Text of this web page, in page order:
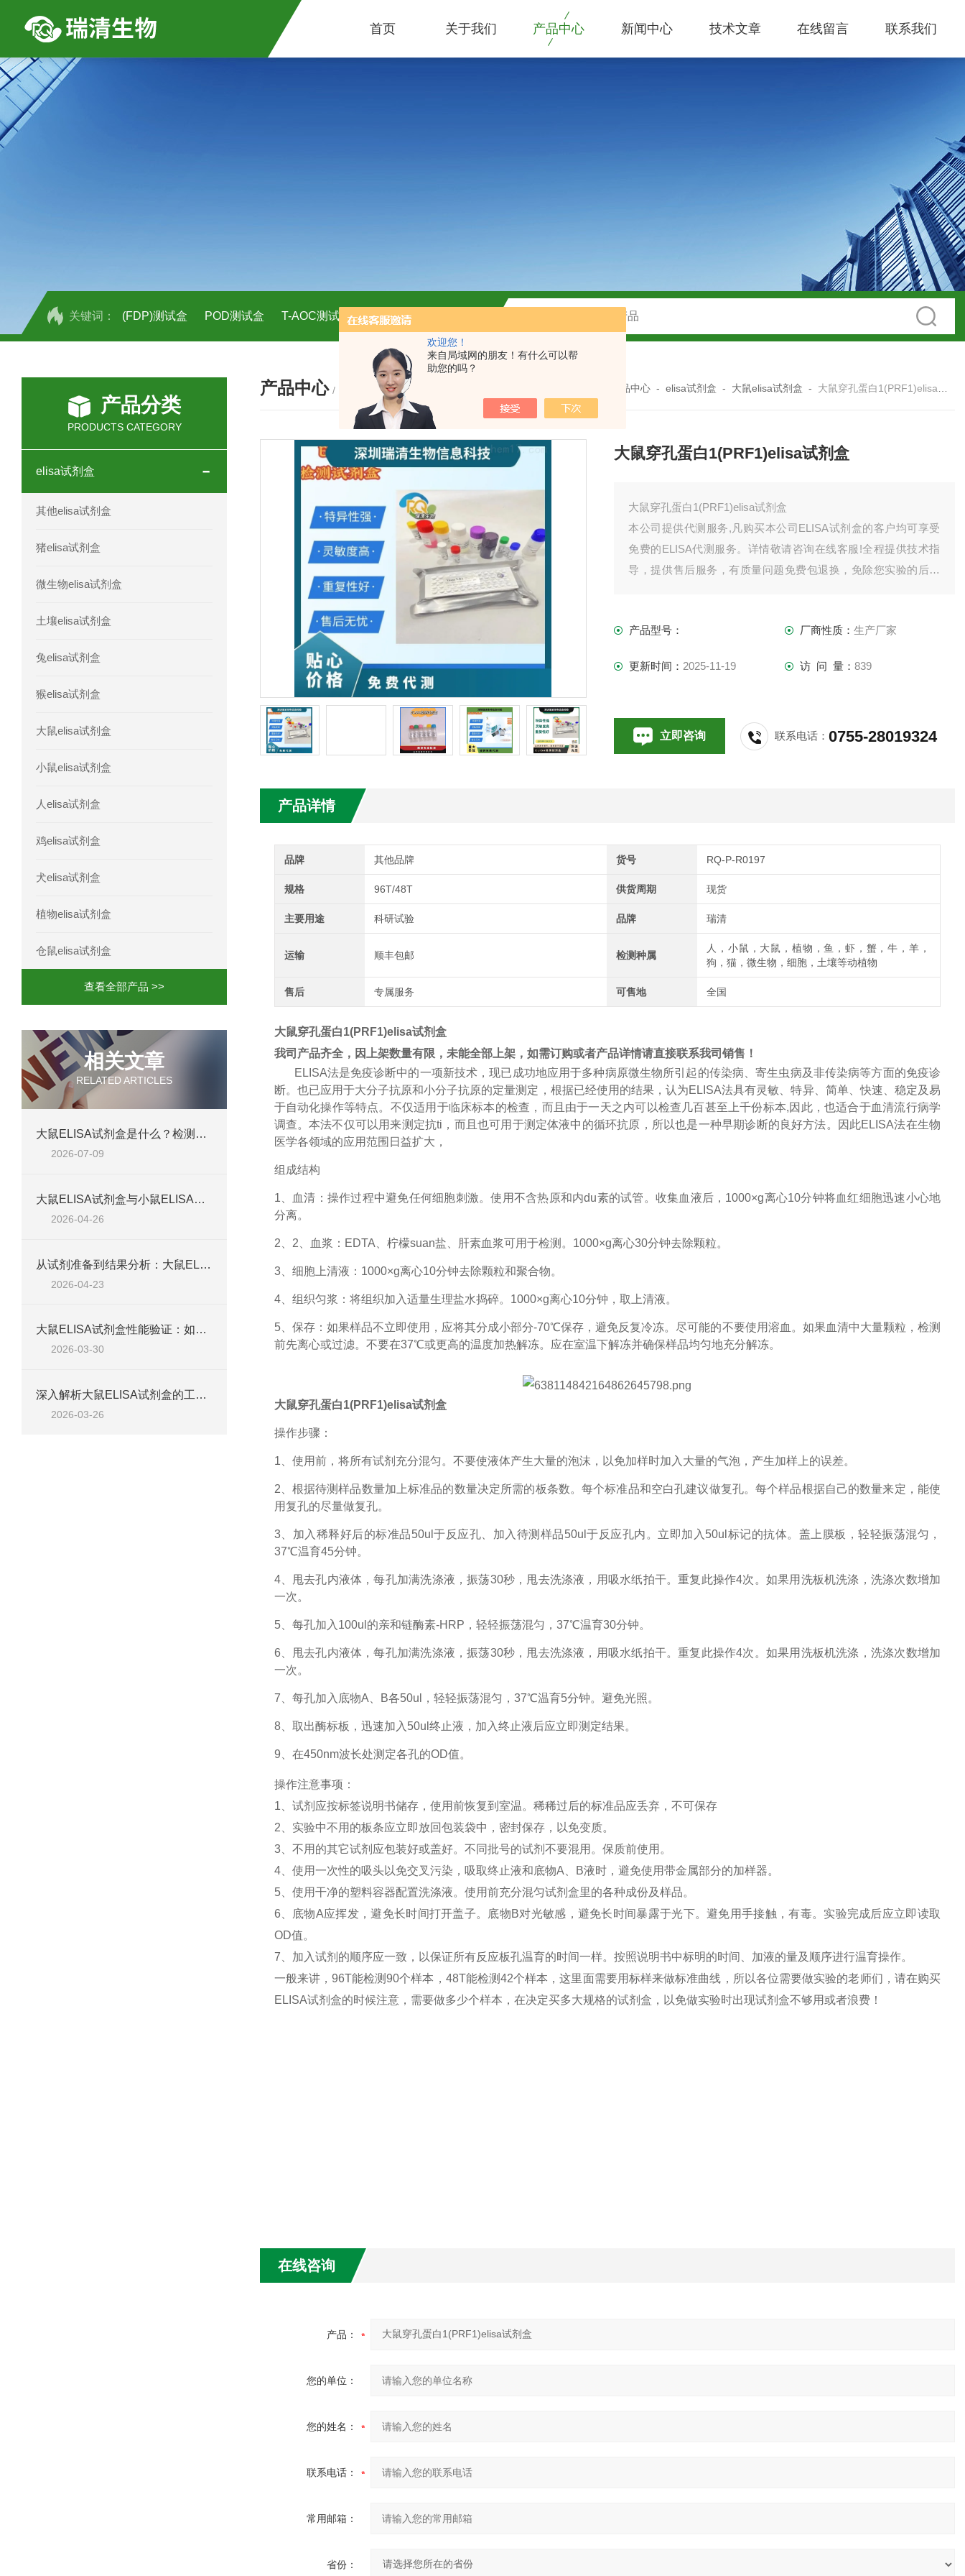
欢迎您！
来自局域网的朋友！有什么可以帮
助您的吗？
首页 关于我们 产品中心 新闻中心 技术文章 在线留言 联系我们
关键词： (FDP)测试盒 POD测试盒 T-AOC测试盒 H2O2测试盒厂家供应
小鼠CALP试剂盒
人全式钴氨素2(HTSB2)elisa试剂盒现货
人鞘脂(SPH)elisa试剂盒现货速发
人抗卵巢抗体(Anti-OV Ab)elisa试剂盒现货
人蓝氏贾第虫(GL)elisa试剂盒厂家直销
人疱疹病毒-6型感染(HHV-6)elisa试剂盒
人囊尾蚴病抗体(CC Ab)elisa试剂盒免费代测
人胰腺衍生因子(PANDER)elisa试剂盒现货
人髓系细胞触发受体-1(TREM-1)elisa试剂盒
产品分类
PRODUCTS CATEGORY
elisa试剂盒
其他elisa试剂盒
猪elisa试剂盒
微生物elisa试剂盒
土壤elisa试剂盒
兔elisa试剂盒
猴elisa试剂盒
大鼠elisa试剂盒
小鼠elisa试剂盒
人elisa试剂盒
鸡elisa试剂盒
犬elisa试剂盒
植物elisa试剂盒
仓鼠elisa试剂盒
查看全部产品 >>
相关文章
RELATED ARTICLES
大鼠ELISA试剂盒是什么？检测原理、试剂盒组成与适用样本类型全解析
2026-07-09
大鼠ELISA试剂盒与小鼠ELISA试剂盒对比：检测差异、适用物种及实验场景差异化分析
2026-04-26
从试剂准备到结果分析：大鼠ELISA试剂盒操作技巧、浓度校准及实验高效完成全攻略
2026-04-23
大鼠ELISA试剂盒性能验证：如何通过检测范围、精密度、回收率等指标评估准确性
2026-03-30
深入解析大鼠ELISA试剂盒的工作原理、类型与核心试剂
2026-03-26
产品中心 / PRODUCTS 产品中心 -elisa试剂盒 - 大鼠elisa试剂盒 - 大鼠穿孔蛋白1(PRF1)elisa试剂盒
大鼠穿孔蛋白1(PRF1)elisa试剂盒
大鼠穿孔蛋白1(PRF1)elisa试剂盒
本公司提供代测服务,凡购买本公司ELISA试剂盒的客户均可享受
免费的ELISA代测服务。详情敬请咨询在线客服!全程提供技术指
导，提供售后服务，有质量问题免费包退换，免除您实验的后顾
产品详情请直接联系我司销售！
产品型号： 厂商性质： 生产厂家
更新时间： 2025-11-19 访 问 量： 839
立即咨询 联系电话：0755-28019324
产品详情
品牌 其他品牌 货号 RQ-P-R0197
规格 96T/48T 供货周期 现货
主要用途 科研试验 品牌 瑞清
运输 顺丰包邮 检测种属
人，小鼠，大鼠，植物，鱼，虾，蟹，牛，羊，
狗，猫，微生物，细胞，土壤等动植物
售后 专属服务 可售地 全国
大鼠穿孔蛋白1(PRF1)elisa试剂盒
我司产品齐全，因上架数量有限，未能全部上架，如需订购或者产品详情请直接联系我司销售！
ELISA法是免疫诊断中的一项新技术，现已成功地应用于多种病原微生物所引起的传染病、寄生虫病及非传染病等方面的免疫诊
断。也已应用于大分子抗原和小分子抗原的定量测定，根据已经使用的结果，认为ELISA法具有灵敏、特异、简单、快速、稳定及易
于自动化操作等特点。不仅适用于临床标本的检查，而且由于一天之内可以检查几百甚至上千份标本,因此，也适合于血清流行病学
调查。本法不仅可以用来测定抗ti ，而且也可用于测定体液中的循环抗原，所以也是一种早期诊断的良好方法。因此ELISA法在生物
医学各领域的应用范围日益扩大，
组成结构
1、 血清：操作过程中避免任何细胞刺激。使用不含热原和内du素的试管。收集血液后， 1000×g离心10分钟将血红细胞迅速小心地
分离。
2、 2、血浆：EDTA、柠檬suan盐、肝素血浆可用于检测。 1000×g离心30分钟去除颗粒。
3、细胞上清液：1000×g离心10分钟去除颗粒和聚合物。
4、组织匀浆：将组织加入适量生理盐水捣碎。1000×g离心10分钟，取上清液。
5、保存：如果样品不立即使用，应将其分成小部分-70℃保存，避免反复冷冻。尽可能的不要使用溶血。如果血清中大量颗粒，检测
前先离心或过滤。不要在37℃或更高的温度加热解冻。应在室温下解冻并确保样品均匀地充分解冻。
大鼠穿孔蛋白1(PRF1)elisa试剂盒
操作步骤：
1、 使用前，将所有试剂充分混匀。不要使液体产生大量的泡沫，以免加样时加入大量的气泡，产生加样上的误差。
2、根据待测样品数量加上标准品的数量决定所需的板条数。每个标准品和空白孔建议做复孔。每个样品根据自己的数量来定，能使
用复孔的尽量做复孔。
3、加入稀释好后的标准品50ul于反应孔、加入待测样品50ul于反应孔内。立即加入50ul标记的抗体。盖上膜板，轻轻振荡混匀，
37℃温育45分钟。
4、甩去孔内液体，每孔加满洗涤液，振荡30秒，甩去洗涤液，用吸水纸拍干。重复此操作4次。如果用洗板机洗涤，洗涤次数增加
一次。
5、每孔加入100ul的亲和链酶素-HRP，轻轻振荡混匀，37℃温育30分钟。
6、甩去孔内液体，每孔加满洗涤液，振荡30秒，甩去洗涤液，用吸水纸拍干。重复此操作4次。如果用洗板机洗涤，洗涤次数增加
一次。
7、每孔加入底物A、B各50ul，轻轻振荡混匀，37℃温育5分钟。避免光照。
8、取出酶标板，迅速加入50ul终止液，加入终止液后应立即测定结果。
9、在450nm波长处测定各孔的OD值。
操作注意事项：
1、 试剂应按标签说明书储存，使用前恢复到室温。稀稀过后的标准品应丢弃，不可保存
2、 实验中不用的板条应立即放回包装袋中，密封保存，以免变质。
3、 不用的其它试剂应包装好或盖好。不同批号的试剂不要混用。保质前使用。
4、 使用一次性的吸头以免交叉污染，吸取终止液和底物A、B液时，避免使用带金属部分的加样器。
5、 使用干净的塑料容器配置洗涤液。使用前充分混匀试剂盒里的各种成份及样品。
6、
底物A应挥发，避免长时间打开盖子。底物B对光敏感，避免长时间暴露于光下。避免用手接触，有毒。实验完成后应立即读取
OD值。
7、加入试剂的顺序应一致，以保证所有反应板孔温育的时间一样。按照说明书中标明的时间、加液的量及顺序进行温育操作。
一般来讲， 96T能检测90个样本，48T能检测42个样本，这里面需要用标样来做标准曲线，所以各位需要做实验的老师们，请在购买
ELISA试剂盒的时候注意，需要做多少个样本，在决定买多大规格的试剂盒，以免做实验时出现试剂盒不够用或者浪费！
在线咨询
产品：
您的单位：
您的姓名：
联系电话：
常用邮箱：
省份：